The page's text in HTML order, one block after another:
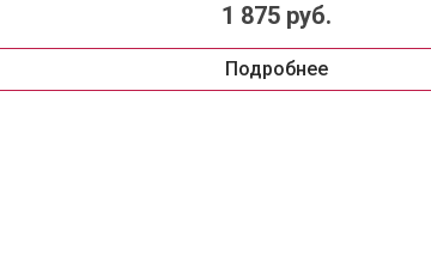
1 875 руб.
Подробнее